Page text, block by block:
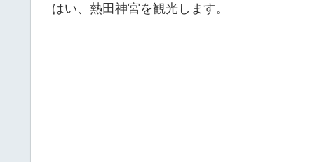
はい、熱田神宮を観光します。